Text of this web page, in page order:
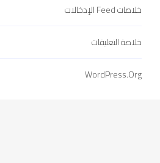
خلاصات Feed الإدخالات
خلاصة التعليقات
WordPress.org